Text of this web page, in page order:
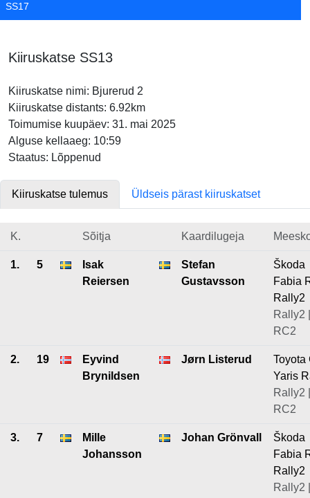
SS17
Kiiruskatse SS13
Kiiruskatse nimi: Bjurerud 2
Kiiruskatse distants: 6.92km
Toimumise kuupäev: 31. mai 2025
Alguse kellaaeg: 10:59
Staatus: Lõppenud
Kiiruskatse tulemus Üldseis pärast kiiruskatset
K. Sõitja Kaardilugeja
1. 5
Isak
Reiersen
Stefan
Gustavsson
Škoda
Fabia
Rally2
Rally2 |
RC2
2. 19
Eyvind
Brynildsen
Jørn Listerud
Toyota
Yaris
Rally2 |
RC2
3. 7
Mille
Johansson
Johan Grönvall
Škoda
Fabia
Rally2
Rally2 |